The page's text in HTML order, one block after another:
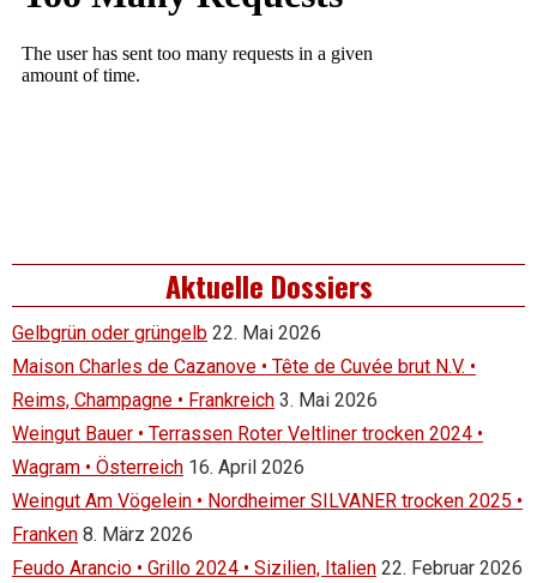
Aktuelle Dossiers
Gelbgrün oder grüngelb 22. Mai 2026
Maison Charles de Cazanove • Tête de Cuvée brut N.V. •
Reims, Champagne • Frankreich 3. Mai 2026
Weingut Bauer • Terrassen Roter Veltliner trocken 2024 •
Wagram • Österreich 16. April 2026
Weingut Am Vögelein • Nordheimer SILVANER trocken 2025 •
Franken 8. März 2026
Feudo Arancio • Grillo 2024 • Sizilien, Italien 22. Februar 2026